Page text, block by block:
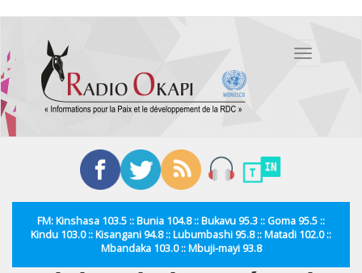
contenu
principal
Toggle
FM: Kinshasa 103.5 :: Bunia 104.8 :: Bukavu 95.3 :: Goma 95.5 ::
Kindu 103.0 :: Kisangani 94.8 :: Lubumbashi 95.8 :: Matadi 102.0 ::
Mbandaka 103.0 :: Mbuji-mayi 93.8